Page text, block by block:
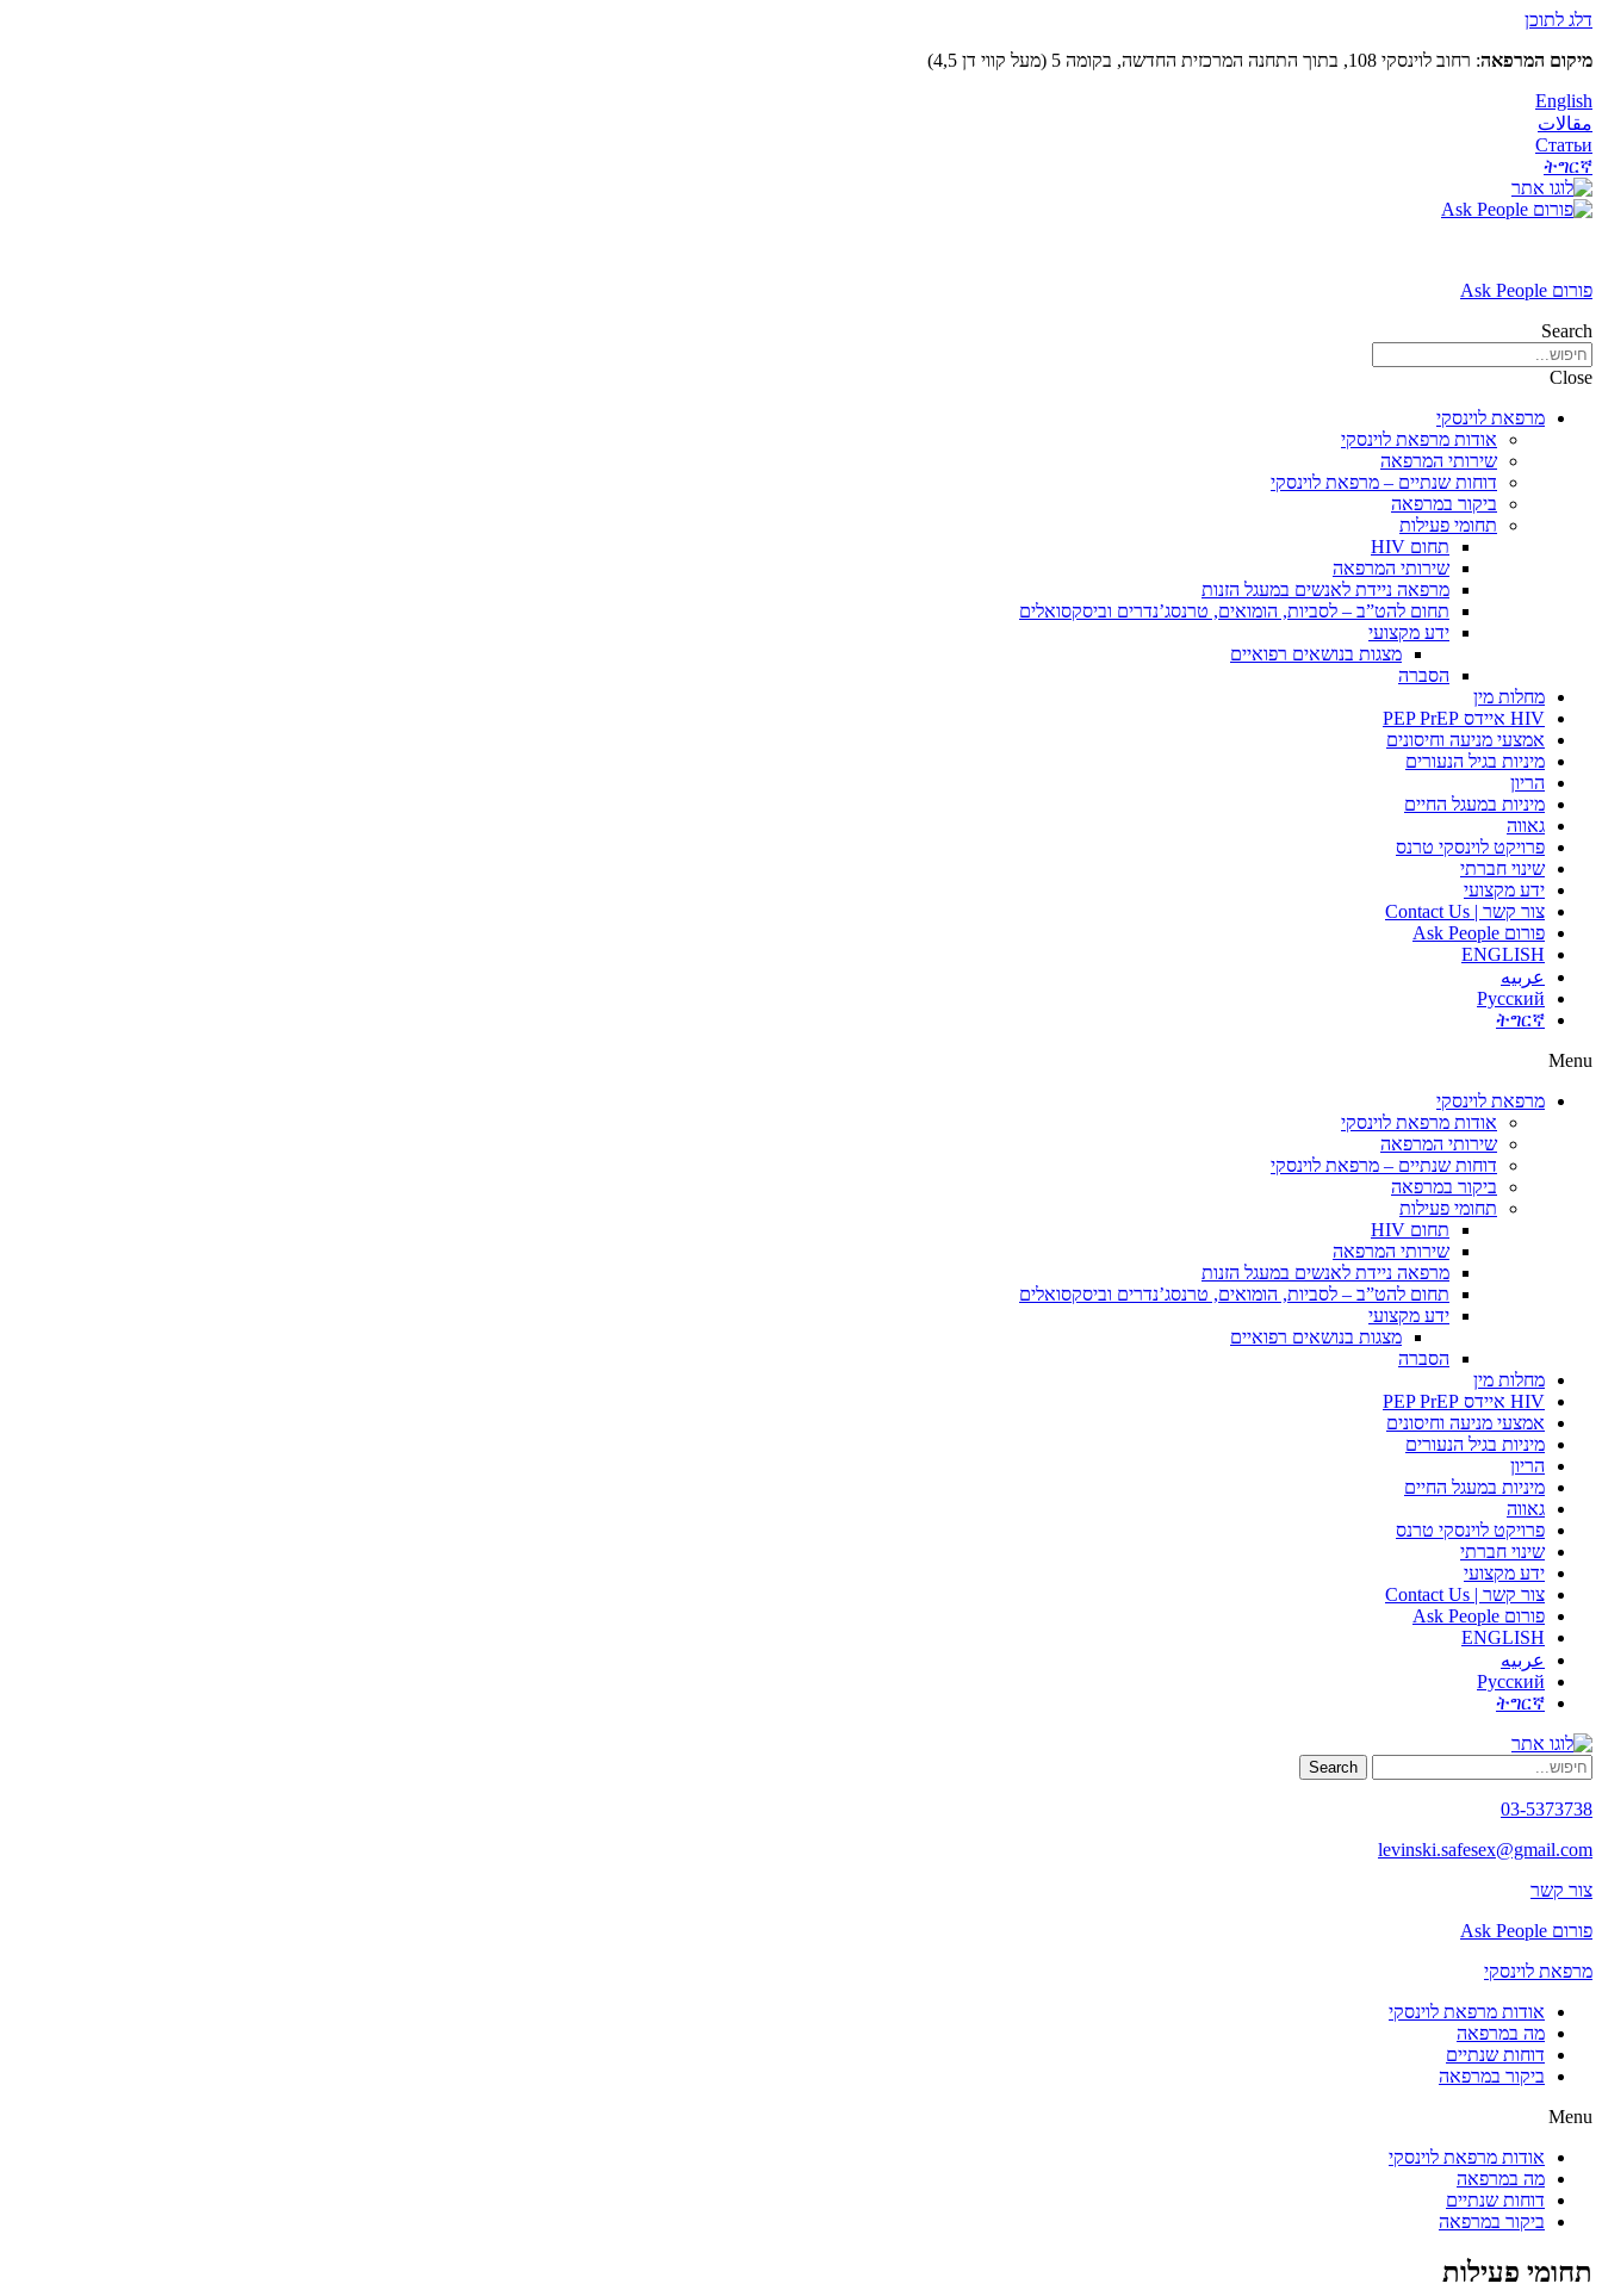
דלג לתוכן
מיקום המרפאה: רחוב לוינסקי 108, בתוך התחנה המרכזית החדשה, בקומה 5 (מעל קווי דן 4,5)
English
مقالات
Статьи
ትግርኛ
פורום Ask People
Search
Close
מרפאת לוינסקי
אודות מרפאת לוינסקי
שירותי המרפאה
דוחות שנתיים – מרפאת לוינסקי
ביקור במרפאה
תחומי פעילות
תחום HIV
שירותי המרפאה
מרפאה ניידת לאנשים במעגל הזנות
תחום להט”ב – לסביות, הומואים, טרנסג’נדרים וביסקסואלים
ידע מקצועי
מצגות בנושאים רפואיים
הסברה
מחלות מין
HIV איידס PEP PrEP
אמצעי מניעה וחיסונים
מיניות בגיל הנעורים
הריון
מיניות במעגל החיים
גאווה
פרויקט לוינסקי טרנס
שינוי חברתי
ידע מקצועי
צור קשר | Contact Us
פורום Ask People
ENGLISH
عربيه
Русский
ትግርኛ
Menu
מרפאת לוינסקי
אודות מרפאת לוינסקי
שירותי המרפאה
דוחות שנתיים – מרפאת לוינסקי
ביקור במרפאה
תחומי פעילות
תחום HIV
שירותי המרפאה
מרפאה ניידת לאנשים במעגל הזנות
תחום להט”ב – לסביות, הומואים, טרנסג’נדרים וביסקסואלים
ידע מקצועי
מצגות בנושאים רפואיים
הסברה
מחלות מין
HIV איידס PEP PrEP
אמצעי מניעה וחיסונים
מיניות בגיל הנעורים
הריון
מיניות במעגל החיים
גאווה
פרויקט לוינסקי טרנס
שינוי חברתי
ידע מקצועי
צור קשר | Contact Us
פורום Ask People
ENGLISH
عربيه
Русский
ትግርኛ
Search
03-5373738
levinski.safesex@gmail.com
צור קשר
פורום Ask People
מרפאת לוינסקי
אודות מרפאת לוינסקי
מה במרפאה
דוחות שנתיים
ביקור במרפאה
Menu
אודות מרפאת לוינסקי
מה במרפאה
דוחות שנתיים
ביקור במרפאה
תחומי פעילות